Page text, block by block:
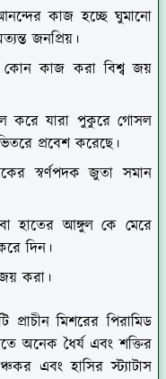
কাজ হচ্ছে ঘুমানো
জনপ্রিয়।
কোন কাজ করা বিশ্ব জয়
করে যারা পুকুরে গোসল
প্রবেশ করেছে।
স্বর্ণপদক জুতা সমান
হাতের আঙ্গুল কে মেরে
দিন।
করা।
মিশরের পিরামিড
অনেক ধৈর্য এবং শক্তির
এবং হাসির স্ট্যাটাস